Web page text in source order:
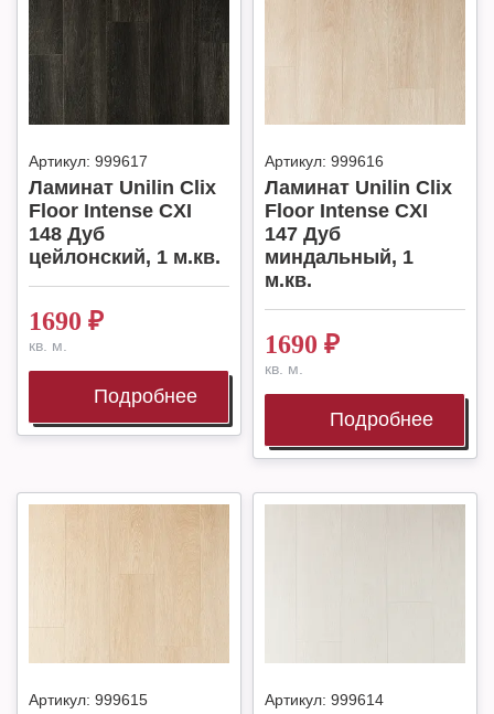
Артикул: 999617
Ламинат Unilin Clix
Floor Intense CXI
148 Дуб
цейлонский, 1 м.кв.
1690 ₽
кв. м.
Подробнее
Артикул: 999616
Ламинат Unilin Clix
Floor Intense CXI
147 Дуб
миндальный, 1
м.кв.
1690 ₽
кв. м.
Подробнее
Артикул: 999615 Артикул: 999614